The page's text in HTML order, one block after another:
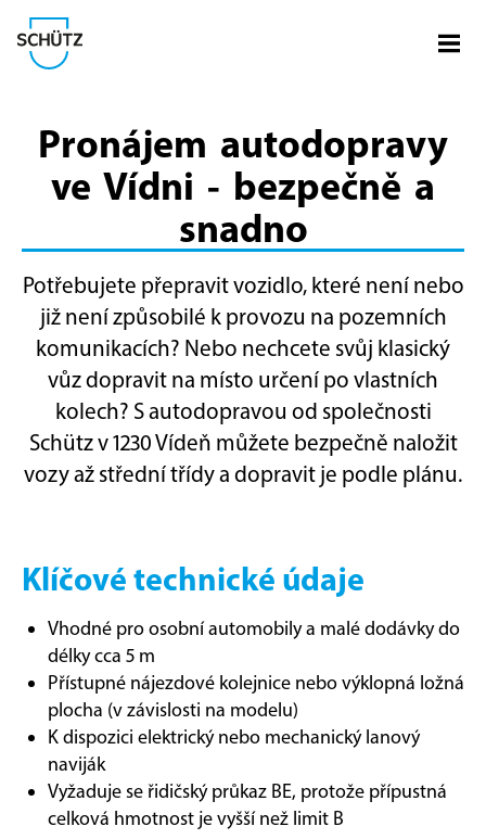
Pronájem autodopravy
ve Vídni - bezpečně a
snadno
Potřebujete přepravit vozidlo, které není nebo
již není způsobilé k provozu na pozemních
komunikacích? Nebo nechcete svůj klasický
vůz dopravit na místo určení po vlastních
kolech? S autodopravou od společnosti
Schütz v 1230 Vídeň můžete bezpečně naložit
vozy až střední třídy a dopravit je podle plánu.
Klíčové technické údaje
Vhodné pro osobní automobily a malé dodávky do
délky cca 5 m
Přístupné nájezdové kolejnice nebo výklopná ložná
plocha (v závislosti na modelu)
K dispozici elektrický nebo mechanický lanový
naviják
Vyžaduje se řidičský průkaz BE, protože přípustná
celková hmotnost je vyšší než limit B